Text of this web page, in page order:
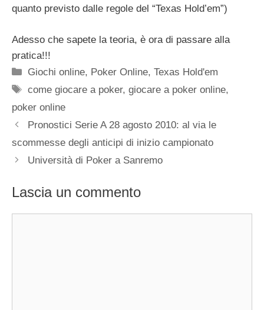
quanto previsto dalle regole del “Texas Hold’em”)
Adesso che sapete la teoria, è ora di passare alla
pratica!!!
Categorie
Giochi online, Poker Online,Texas Hold'em
Tag
come giocare a poker,giocare a poker online,
poker online
Pronostici Serie A 28 agosto 2010: al via le
scommesse degli anticipi di inizio campionato
Università di Poker a Sanremo
Lascia un commento